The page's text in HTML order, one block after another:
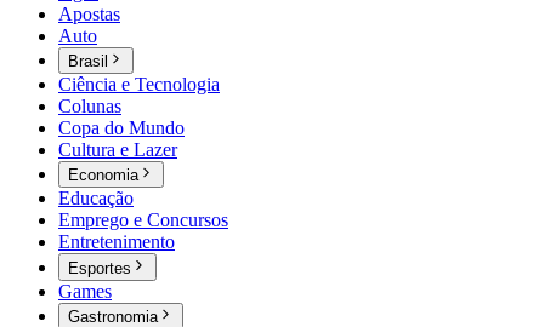
Apostas
Auto
Brasil
Ciência e Tecnologia
Colunas
Copa do Mundo
Cultura e Lazer
Economia
Educação
Emprego e Concursos
Entretenimento
Esportes
Games
Gastronomia